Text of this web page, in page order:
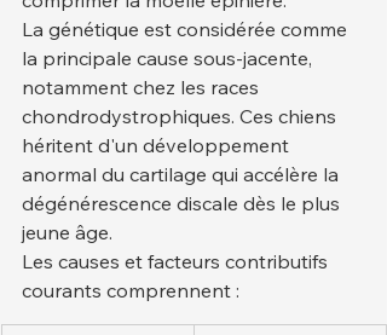
La génétique est considérée comme
la principale cause sous-jacente,
notamment chez les races
chondrodystrophiques. Ces chiens
héritent d'un développement
anormal du cartilage qui accélère la
dégénérescence discale dès le plus
jeune âge.
Les causes et facteurs contributifs
courants comprennent :